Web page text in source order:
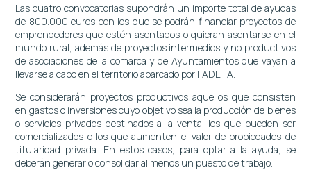
Las cuatro convocatorias supondrán un importe total de ayudas
de 800.000 euros con los que se podrán financiar proyectos de
emprendedores que estén asentados o quieran asentarse en el
mundo rural, además de proyectos intermedios y no productivos
de asociaciones de la comarca y de Ayuntamientos que vayan a
llevarse a cabo en el territorio abarcado por FADETA.
Se considerarán proyectos productivos aquellos que consisten
en gastos o inversiones cuyo objetivo sea la producción de bienes
o servicios privados destinados a la venta, los que pueden ser
comercializados o los que aumenten el valor de propiedades de
titularidad privada. En estos casos, para optar a la ayuda, se
deberán generar o consolidar al menos un puesto de trabajo.